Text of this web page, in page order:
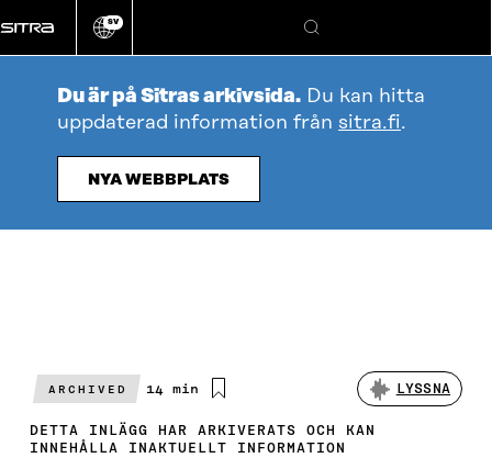
direkt
till
Ändra
språk
SV
Sök
Du är på Sitras arkivsida. Du kan hitta
uppdaterad information från sitra.fi.
NYA WEBBPLATS
ARCHIVED
Beräknad
14 min LYSSNA
DETTA INLÄGG HAR ARKIVERATS OCH KAN
INNEHÅLLA INAKTUELLT INFORMATION